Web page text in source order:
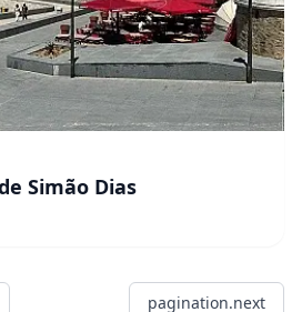
Simão Dias
pagination.next